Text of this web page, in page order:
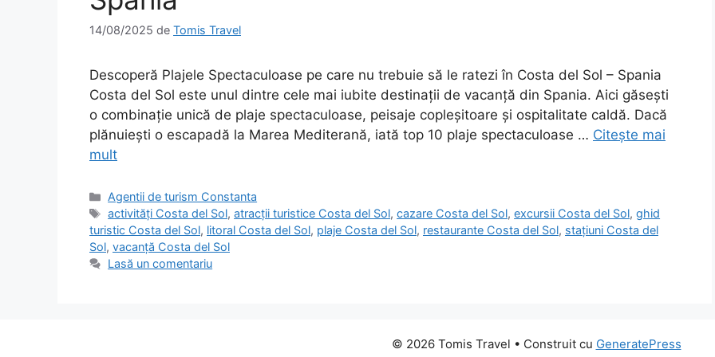
14/08/2025 de Tomis Travel
Descoperă Plajele Spectaculoase pe care nu trebuie să le ratezi în Costa del Sol – Spania
Costa del Sol este unul dintre cele mai iubite destinații de vacanță din Spania. Aici găsești
o combinație unică de plaje spectaculoase, peisaje copleșitoare și ospitalitate caldă. Dacă
plănuiești o escapadă la Marea Mediterană, iată top 10 plaje spectaculoase … Citește mai
mult
Categorii
Agentii de turism Constanta
Etichete
activități Costa del Sol,atracții turistice Costa del Sol,cazare Costa del Sol,excursii Costa del Sol,ghid
turistic Costa del Sol, litoral Costa del Sol, plaje Costa del Sol, restaurante Costa del Sol, stațiuni Costa del
Sol, vacanță Costa del Sol
Lasă un comentariu
© 2026 Tomis Travel • Construit cu GeneratePress